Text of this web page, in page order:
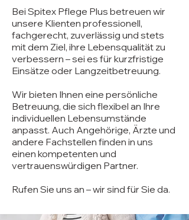
Bei Spitex Pflege Plus betreuen wir
unsere Klienten professionell,
fachgerecht, zuverlässig und stets
mit dem Ziel, ihre Lebensqualität zu
verbessern – sei es für kurzfristige
Einsätze oder Langzeitbetreuung.
Wir bieten Ihnen eine persönliche
Betreuung, die sich flexibel an Ihre
individuellen Lebensumstände
anpasst. Auch Angehörige, Ärzte und
andere Fachstellen finden in uns
einen kompetenten und
vertrauenswürdigen Partner.
Rufen Sie uns an – wir sind für Sie da.